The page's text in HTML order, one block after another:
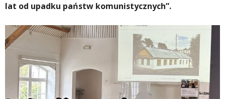
lat od upadku państw komunistycznych”.